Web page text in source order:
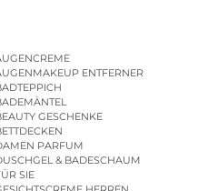
ENTFERNER
GESCHENKE
PARFUM
& BADESCHAUM
SIE